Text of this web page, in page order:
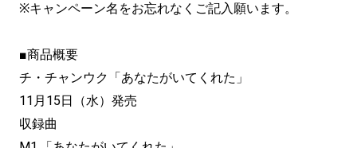
※キャンペーン名をお忘れなくご記入願います。
■商品概要
チ・チャンウク「あなたがいてくれた」
11月15日（水）発売
収録曲